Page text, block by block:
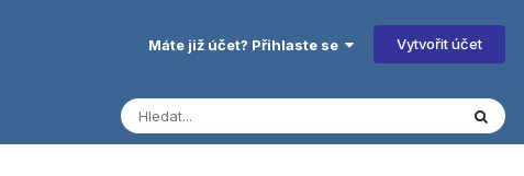
Máte již účet? Přihlaste se Vytvořit účet